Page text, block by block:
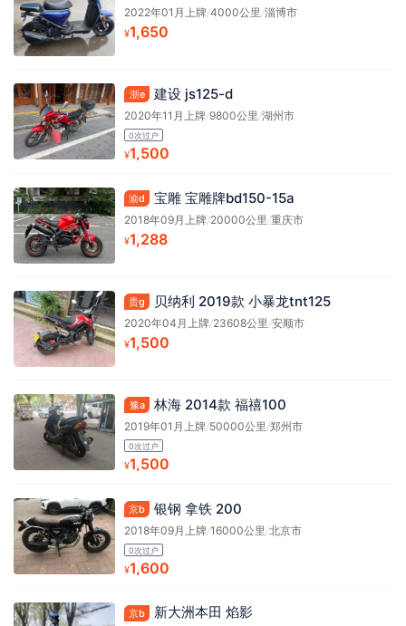
2022年01月上牌/4000公里 /淄博市
¥1,650
浙e 建设 js125-d
2020年11月上牌/9800公里 /湖州市
0次过户
¥1,500
渝d 宝雕 宝雕牌bd150-15a
2018年09月上牌/20000公里 /重庆市
¥1,288
贵g 贝纳利 2019款 小暴龙tnt125
2020年04月上牌/23608公里 /安顺市
¥1,500
豫a 林海 2014款 福禧100
2019年01月上牌/50000公里 /郑州市
0次过户
¥1,500
京b 银钢 拿铁 200
2018年09月上牌/16000公里 /北京市
0次过户
¥1,600
京b 新大洲本田 焰影